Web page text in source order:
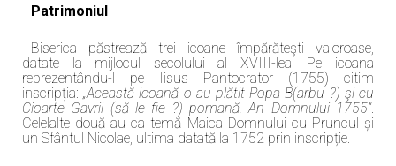
Patrimoniul
Biserica păstrează trei icoane împărăteşti valoroase,
datate la mijlocul secolului al XVIII-lea. Pe icoana
reprezentându-l pe Iisus Pantocrator (1755) citim
inscripția:„Această icoană o au plătit Popa B(arbu ?) şi cu
Cioarte Gavril (să le fie ?) pomană. An Domnului 1755”.
Celelalte două au ca temă Maica Domnului cu Pruncul și
un Sfântul Nicolae, ultima datată la 1752 prin inscripție.